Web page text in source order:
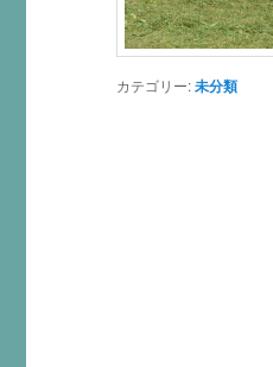
カテゴリー:未分類